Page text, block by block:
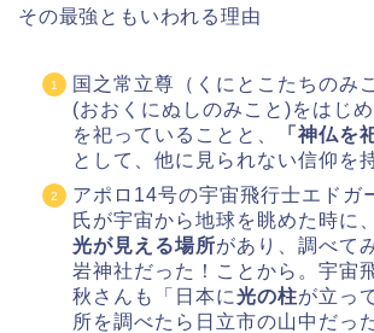
その最強ともいわれる理由
国之常立尊（くにとこたちのみ
(おおくにぬしのみこと)をはじ
を祀っていることと、
「神仏を
として、他に見られない信仰を
アポロ14号の宇宙飛行士エドガ
氏が宇宙から地球を眺めた時に
光が見える場所があり、調べて
岩神社だった！ことから。宇宙
秋さんも「日本に光の柱が立っ
所を調べたら日立市の山中だっ